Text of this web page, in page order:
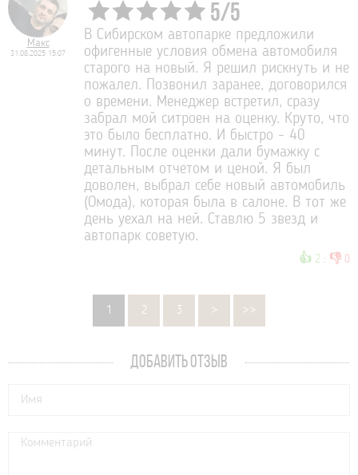
Макс
31.08.2025 15:07
5/5
В Сибирском автопарке предложили
офигенные условия обмена автомобиля
старого на новый. Я решил рискнуть и не
пожалел. Позвонил заранее, договорился
о времени. Менеджер встретил, сразу
забрал мой ситроен на оценку. Круто, что
это было бесплатно. И быстро - 40
минут. После оценки дали бумажку с
детальным отчетом и ценой. Я был
доволен, выбрал себе новый автомобиль
(Омода), которая была в салоне. В тот же
день уехал на ней. Ставлю 5 звезд и
автопарк советую.
👍 2 : 👎
1 2 3 > >>
ДОБАВИТЬ ОТЗЫВ